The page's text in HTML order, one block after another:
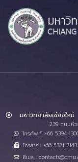
มหาวิทยาลัยเชียงใหม่
239 ถนนห้ว
โทรศัพท์ :+66 5394
โทรสาร : +66 5321 7143
อีเมล :